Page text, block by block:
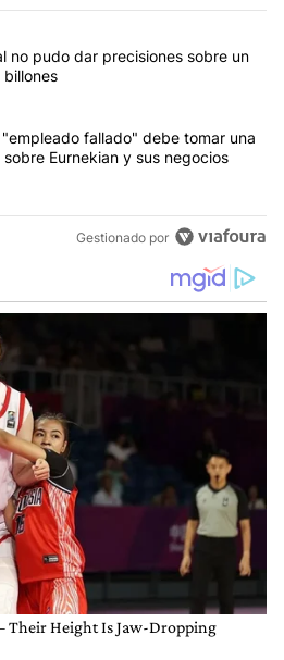
con más comentarios en los
el título "El Banco Central no pudo
no pudo dar precisiones sobre un
el título "Aeropuertos: el
fallado" debe tomar una
Eurnekian y sus negocios
Gestionado por